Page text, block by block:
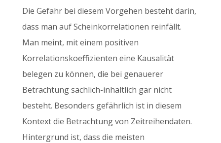
Die Gefahr bei diesem Vorgehen besteht darin,
dass man auf Scheinkorrelationen reinfällt.
Man meint, mit einem positiven
Korrelationskoeffizienten eine Kausalität
belegen zu können, die bei genauerer
Betrachtung sachlich-inhaltlich gar nicht
besteht. Besonders gefährlich ist in diesem
Kontext die Betrachtung von Zeitreihendaten.
Hintergrund ist, dass die meisten